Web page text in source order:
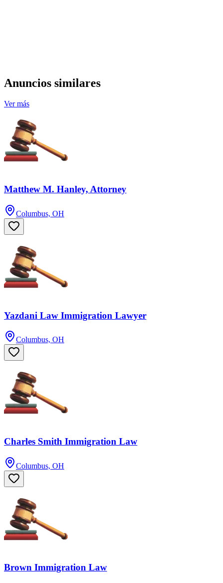
Anuncios similares
Ver más
Matthew M. Hanley, Attorney
Columbus, OH
Yazdani Law Immigration Lawyer
Columbus, OH
Charles Smith Immigration Law
Columbus, OH
Brown Immigration Law